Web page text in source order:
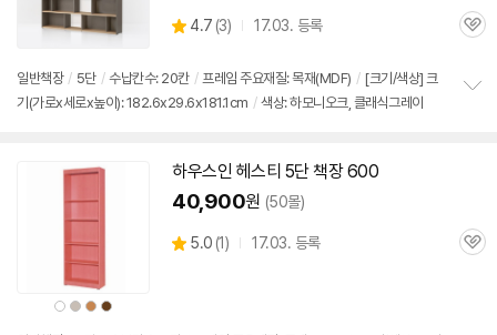
별
4.7 (상
리
뷰
3) 17.03. 등록
관
일반책장 / 5단 / 수납칸수: 20칸 / 프레임 주요재질: 목재(MDF) / [크기/색상] 크
기(가로x세로x높이): 182.6x29.6x181.1cm / 색상: 하모니오크, 클래식그레이
상
품
색
상
품
상
품
색
상
품
하우스인 헤스티 5단책장600
40,900원 (50몰)
별
5.0 (상
1) 17.03. 등록
관